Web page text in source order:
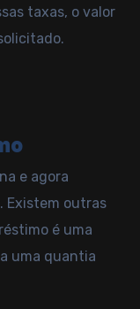
taxas, o valor
e agora
Existem outras
é uma
uma quantia